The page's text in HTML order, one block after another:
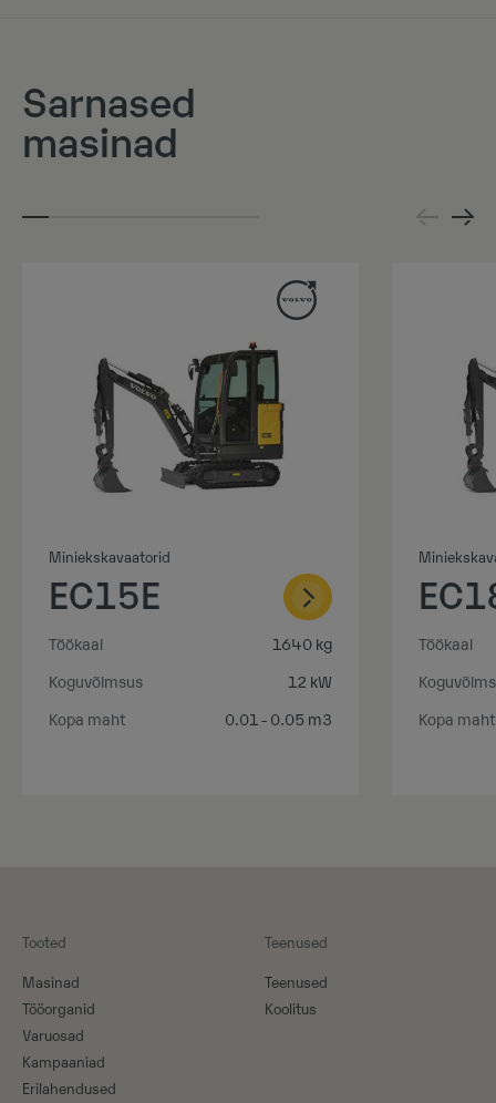
Sarnased
masinad
Miniekskavaatorid
EC15E
Töökaal
1640 kg
Koguvõimsus
12 kW
Kopa maht
0.01 - 0.05 m3
Töökaal
Kopa maht
Tooted
Masinad
Tööorganid
Varuosad
Kampaaniad
Erilahendused
Teenused
Teenused
Koolitus